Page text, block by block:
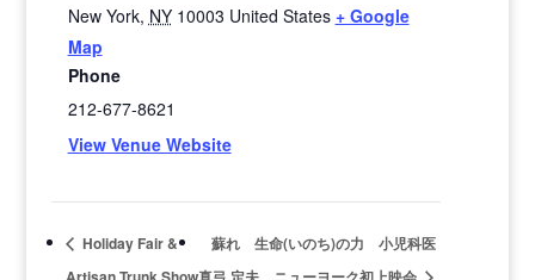
New York, NY 10003 United States + Google
Map
Phone
212-677-8621
View Venue Website
Holiday Fair &
蘇れ 生命(いのち)の力 小児科医